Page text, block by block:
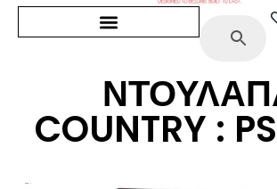
COUNTRY :